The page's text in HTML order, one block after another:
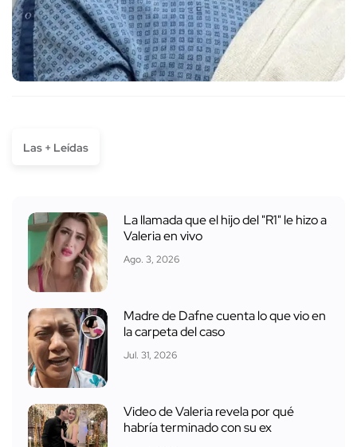
Las + Leídas
Madre de Dafne cuenta lo que vio en
la carpeta del caso
Jul. 31, 2026
Video de Valeria revela por qué
habría terminado con su ex
¿Por qué mandaron a asesinar a
Valeria Márquez?